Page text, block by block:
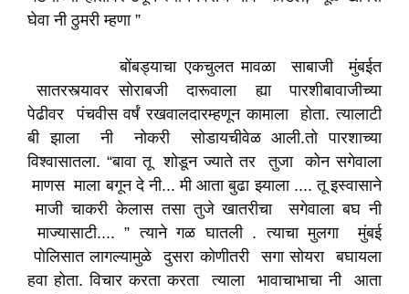
घेवा नी ठुमरी म्हणा ”
बोंबड्याचा एकचुलत मावळा साबाजी मुंबईत
सातरस्त्यावर सोराबजी दारूवाला ह्या पारशीबावाजीच्या
पेढीवर पंचवीस वर्षं रखवालदारम्हणून कामाला होता. त्यालाटी
बी झाला नी नोकरी सोडायचीवेळ आली.तो पारशाच्या
विश्वासातला. “बावा तू शोडून ज्याते तर तुजा कोन सगेवाला
माणस माला बगून दे नी... मी आता बुढा झ्याला .... तू इस्वासाने
माजी चाकरी केलास तसा तुजे खातरीचा सगेवाला बघ नी
माज्यासाटी.... ” त्याने गळ घातली . त्याचा मुलगा मुंबई
पोलिसात लागल्यामुळे दुसरा कोणीतरी सगा सोयरा बघायला
हवा होता. विचार करता करता त्याला भावाचाभाचा नी आता